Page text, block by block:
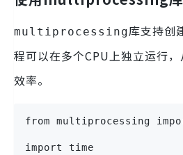
multiprocessing库支持创
程可以在多个CPU上独立运行
效率。
from multiprocessing
import time